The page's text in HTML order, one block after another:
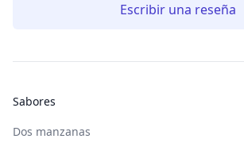
Escribir una reseña
Sabores
Dos manzanas